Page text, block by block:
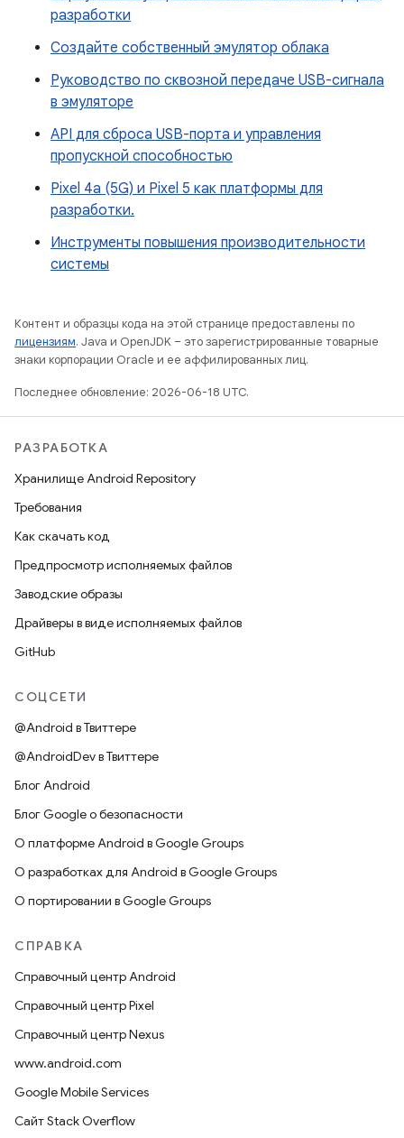
разработки
Создайте собственный эмулятор облака
Руководство по сквозной передаче USB-сигнала
в эмуляторе
API для сброса USB-порта и управления
пропускной способностью
Pixel 4a (5G) и Pixel 5 как платформы для
разработки.
Инструменты повышения производительности
системы
Контент и образцы кода на этой странице предоставлены по
лицензиям. Java и OpenJDK – это зарегистрированные товарные
знаки корпорации Oracle и ее аффилированных лиц.
Последнее обновление: 2026-06-18 UTC.
РАЗРАБОТКА
Хранилище Android Repository
Требования
Как скачать код
Предпросмотр исполняемых файлов
Заводские образы
Драйверы в виде исполняемых файлов
GitHub
СОЦСЕТИ
@Android в Твиттере
@AndroidDev в Твиттере
Блог Android
Блог Google о безопасности
О платформе Android в Google Groups
О разработках для Android в Google Groups
О портировании в Google Groups
СПРАВКА
Справочный центр Android
Справочный центр Pixel
Справочный центр Nexus
www.android.com
Google Mobile Services
Сайт Stack Overflow